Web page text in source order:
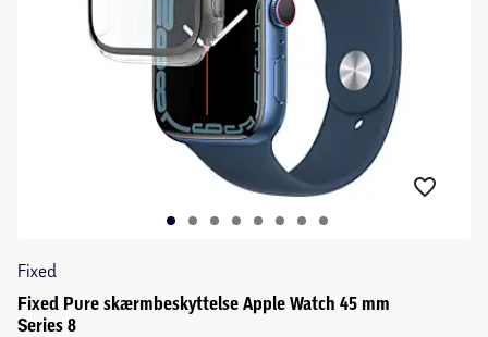
Fixed
Fixed Pure skærmbeskyttelse Apple Watch 45 mm
Series 8